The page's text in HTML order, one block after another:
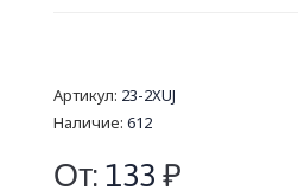
Артикул: 23-2XUJ
Наличие: 612
От: 133 ₽